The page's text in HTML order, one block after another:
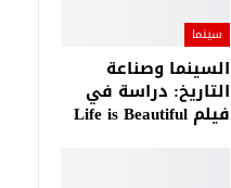
سينما
السينما وصناعة
التاريخ: دراسة في
فيلم Life is Beautiful